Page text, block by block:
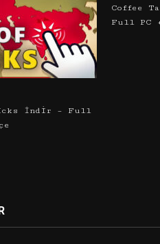
İndir – Full
Coffee
Full PC